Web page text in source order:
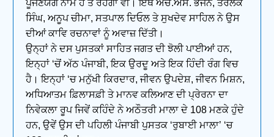
ਪੂਜਣਯੋਗ ਨਾਮ ਹੈ ਤੇ ਰਹੇਗਾ ਵੀ। ਇੱਥੇ ਐੱਚ.ਐੱਸ. ਭਜਨ, ਤਰਲੋਕ
ਸਿੰਘ, ਅਨੂਪ ਚੀਮਾ, ਸਤਪਾਲ ਦਿਓਲ ਤੇ ਸੁਖਦੇਵ ਸਾਹਿਲ ਨੇ ਉਸ
ਦੀਆਂ ਕਾਵਿ ਰਚਨਾਵਾਂ ਨੂੰ ਅਵਾਜ਼ ਦਿੱਤੀ।
ਉਨ੍ਹਾਂ ਨੇ ਦਸ ਪੁਸਤਕਾਂ ਸਾਹਿਤ ਜਗਤ ਦੀ ਝੋਲੀ ਪਾਈਆਂ ਹਨ,
ਇਨ੍ਹਾਂ ‘ਚੋਂ ਅੱਠ ਪੰਜਾਬੀ, ਇਕ ਉਰਦੂ ਅਤੇ ਇਕ ਹਿੰਦੀ ਰੰਗ ਵਿਚ
ਹੈ। ਇਨ੍ਹਾਂ ‘ਚ ਮਨੁੱਖੀ ਕਿਰਦਾਰ, ਜੀਵਨ ਉਪਦੇਸ਼, ਜੀਵਨ ਮਿਸ਼ਨ,
ਅਧਿਆਤਮ ਫ਼ਿਲਾਸਫ਼ੀ ਤੇ ਮਾਨਵ ਕਲਿਆਣ ਦੀ ਪ੍ਰੇਰਨਾ ਦਾ
ਨਿਵੇਕਲਾ ਰੂਪ ਜਿਵੇਂ ਕਹਿੰਦੇ ਨੇ ਅਠੌਤਰੀ ਮਾਲਾ ਦੇ 108 ਮਣਕੇ ਹੁੰਦੇ
ਹਨ, ਉਵੇਂ ਉਸ ਦੀ ਪਹਿਲੀ ਪੰਜਾਬੀ ਪੁਸਤਕ ‘ਰੁਬਾਈ ਮਾਲਾ’ ‘ਚ